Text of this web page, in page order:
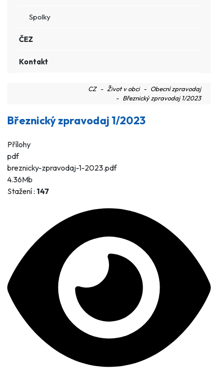
Spolky
ČEZ
Kontakt
CZ Život v obci
Obecní zpravodaj
Březnický zpravodaj 1/2023
Březnický zpravodaj 1/2023
Přílohy
pdf
breznicky-zpravodaj-1-2023.pdf
4.36Mb
Stažení : 147